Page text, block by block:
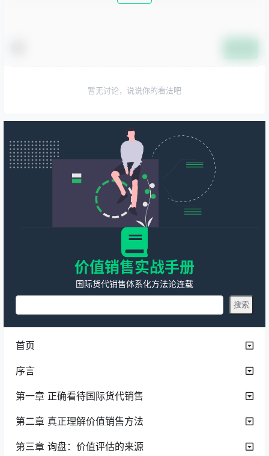
暂无讨论，说说你的看法吧
价值销售实战手册
国际货代销售体系化方法论连载
首页
序言
第一章 正确看待国际货代销售
第二章 真正理解价值销售方法
第三章 询盘：价值评估的来源